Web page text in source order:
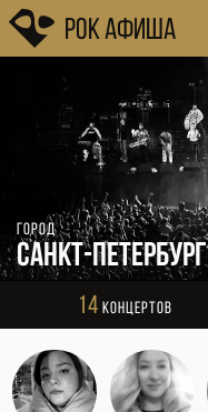
Рок Афиша
Город
Санкт-Петербург
14 Концертов